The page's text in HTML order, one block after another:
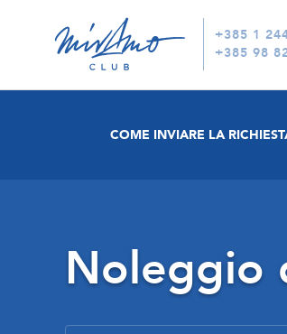
+385 1
+385 98
COME INVIARE LA
Noleggio